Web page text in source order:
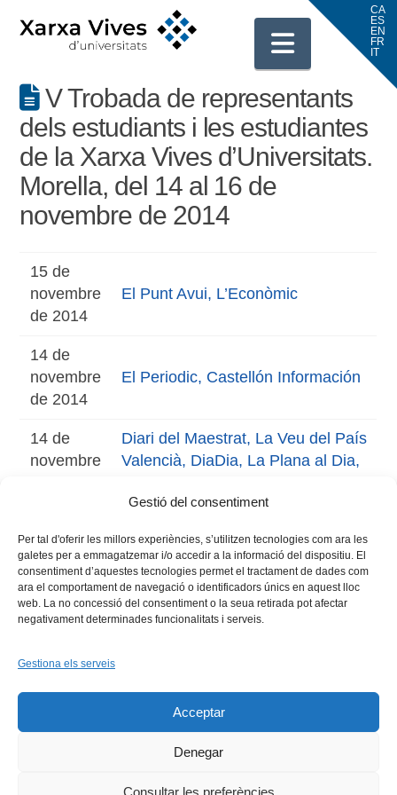
Gestió del consentiment
Per tal d'oferir les millors experiències, s’utilitzen tecnologies com ara les
galetes per a emmagatzemar i/o accedir a la informació del dispositiu. El
consentiment d’aquestes tecnologies permet el tractament de dades com
ara el comportament de navegació o identificadors únics en aquest lloc
web. La no concessió del consentiment o la seua retirada pot afectar
negativament determinades funcionalitats i serveis.
Gestiona els serveis
Acceptar
Denegar
Consultar les preferències
V Trobada de representants
dels estudiants i les estudiantes
de la Xarxa Vives d’Universitats.
Morella, del 14 al 16 de
novembre de 2014
15 de
novembre
de 2014
El Punt Avui, L’Econòmic
14 de
novembre
de 2014
El Periodic, Castellón Información
14 de
novembre
Diari del Maestrat, La Veu del País
Valencià, DiaDia, La Plana al Dia,
Instagram
Flickr
INICI QUI SOM
PROGRAMES
DESENVOLUPAMENT SOSTENIBLE
AVÍS LEGAL
Copyright © 2026 - Xarxa Vives d'Universitats